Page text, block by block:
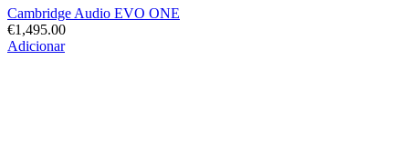
Cambridge Audio EVO ONE
€1,495.00
Adicionar